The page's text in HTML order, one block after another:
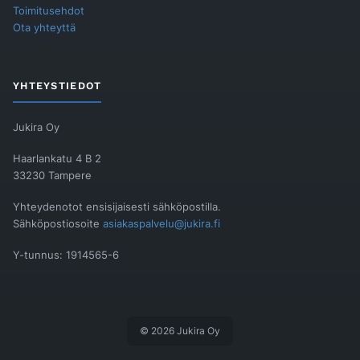
Toimitusehdot
Ota yhteyttä
YHTEYSTIEDOT
Jukira Oy
Haarlankatu 4 B 2
33230 Tampere
Yhteydenotot ensisijaisesti sähköpostilla.
Sähköpostiosoite asiakaspalvelu@jukira.fi
Y-tunnus: 1914565-6
© 2026 Jukira Oy